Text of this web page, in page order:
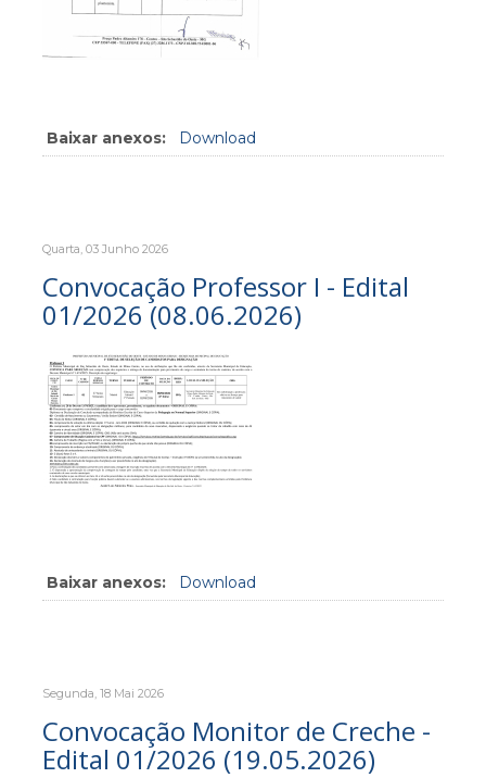
Baixar anexos: Download
Quarta, 03 Junho 2026
Convocação Professor I - Edital
01/2026 (08.06.2026)
Baixar anexos: Download
Segunda, 18 Mai 2026
Convocação Monitor de Creche -
Edital 01/2026 (19.05.2026)